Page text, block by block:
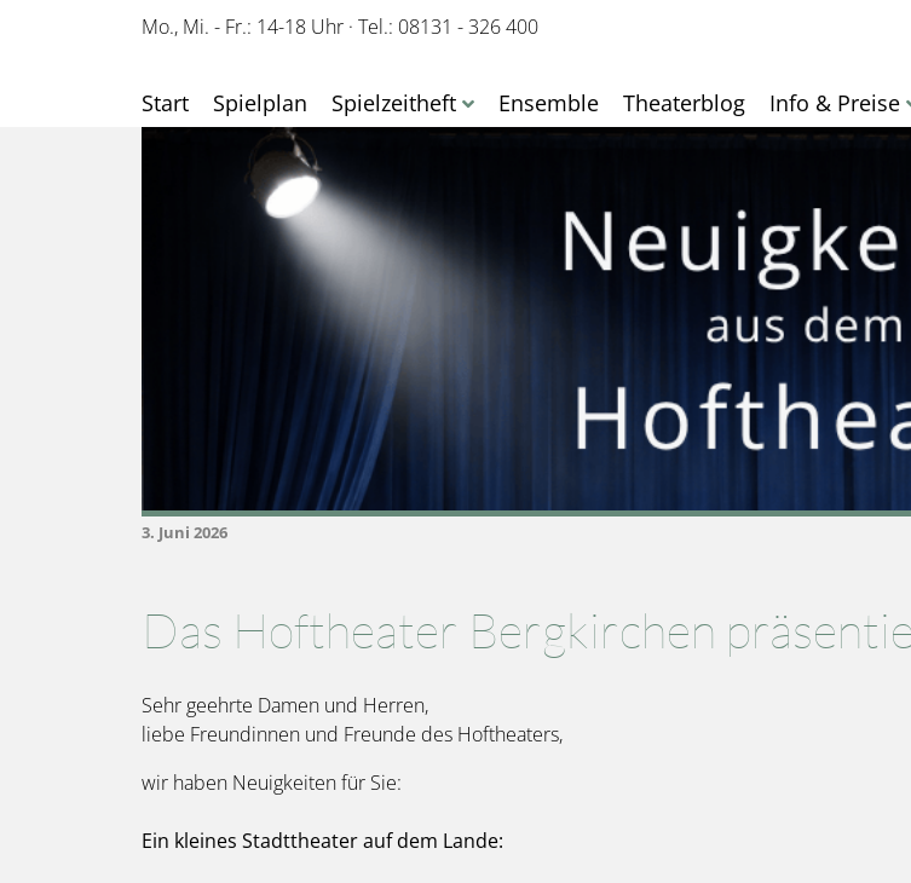
Mo., Mi. - Fr.: 14-18 Uhr · Tel.: 08131 - 326 400
Start Spielplan Spielzeitheft Ensemble Theaterblog Info & Preise
3. Juni 2026
Das Hoftheater Bergkirchen
Sehr geehrte Damen und Herren,
liebe Freundinnen und Freunde des Hoftheaters,
wir haben Neuigkeiten für Sie:
Ein kleines Stadttheater auf dem Lande: